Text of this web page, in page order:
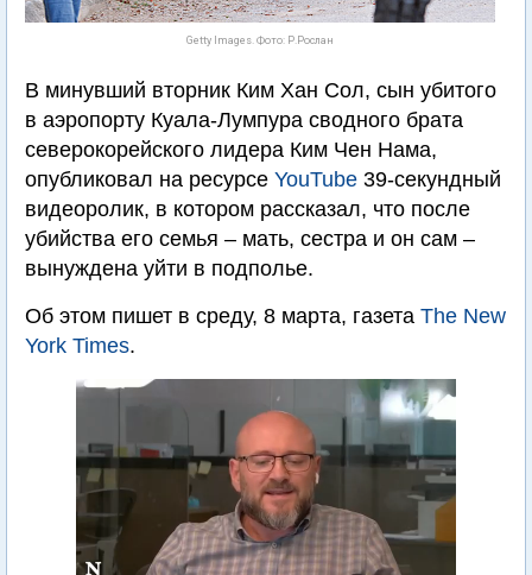
Getty Images. Фото: Р.Рослан
В минувший вторник Ким Хан Сол, сын убитого
в аэропорту Куала-Лумпура сводного брата
северокорейского лидера Ким Чен Нама,
опубликовал на ресурсе YouTube 39-секундный
видеоролик, в котором рассказал, что после
убийства его семья – мать, сестра и он сам –
вынуждена уйти в подполье.
Об этом пишет в среду, 8 марта, газета The New
York Times.